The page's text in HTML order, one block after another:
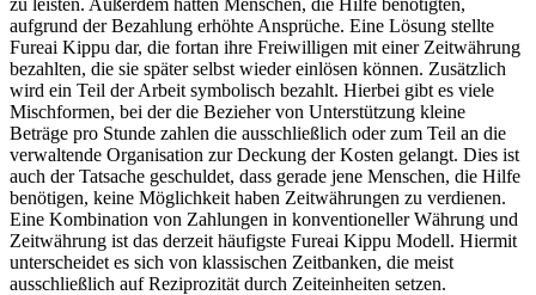
aufgrund der Bezahlung erhöhte Ansprüche. Eine Lösung stellte
Fureai Kippu dar, die fortan ihre Freiwilligen mit einer Zeitwährung
bezahlten, die sie später selbst wieder einlösen können. Zusätzlich
wird ein Teil der Arbeit symbolisch bezahlt. Hierbei gibt es viele
Mischformen, bei der die Bezieher von Unterstützung kleine
Beträge pro Stunde zahlen die ausschließlich oder zum Teil an die
verwaltende Organisation zur Deckung der Kosten gelangt. Dies ist
auch der Tatsache geschuldet, dass gerade jene Menschen, die Hilfe
benötigen, keine Möglichkeit haben Zeitwährungen zu verdienen.
Eine Kombination von Zahlungen in konventioneller Währung und
Zeitwährung ist das derzeit häufigste Fureai Kippu Modell. Hiermit
unterscheidet es sich von klassischen Zeitbanken, die meist
ausschließlich auf Reziprozität durch Zeiteinheiten setzen.